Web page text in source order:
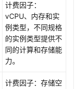
计费因子：
vCPU、内存和实
例类型，不同规格
的实例类型提供不
同的计算和存储能
力。
计费因子：存储空